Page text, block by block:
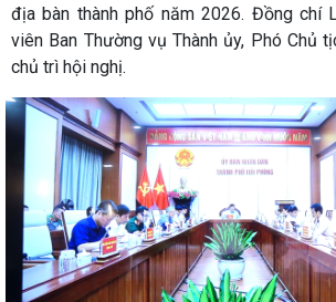
địa bàn thành phố năm 2026. Đồng chí
viên Ban Thường vụ Thành ủy, Phó Chủ
chủ trì hội nghị.